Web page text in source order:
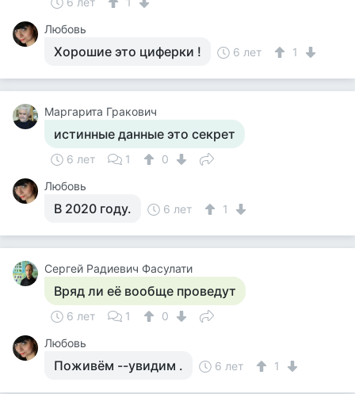
Любовь
Хорошие это циферки ! 6 лет 1
Маргарита Гракович
истинные данные это секрет
6 лет 1
0
Любовь
В 2020 году. 6 лет 1
Сергей Радиевич Фасулати
Вряд ли её вообще проведут
6 лет 1
0
Любовь
Поживём --увидим . 6 лет 1